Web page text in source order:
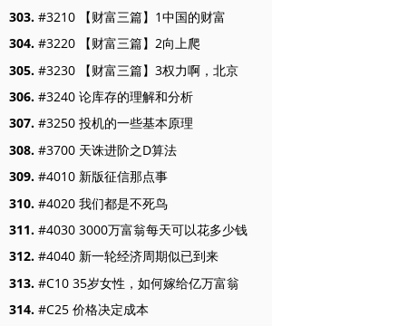
303. #3210 【财富三篇】1中国的财富
304. #3220 【财富三篇】2向上爬
305. #3230 【财富三篇】3权力啊，北京
306. #3240 论库存的理解和分析
307. #3250 投机的一些基本原理
308. #3700 天诛进阶之D算法
309. #4010 新版征信那点事
310. #4020 我们都是不死鸟
311. #4030 3000万富翁每天可以花多少钱
312. #4040 新一轮经济周期似已到来
313. #C10 35岁女性，如何嫁给亿万富翁
314. #C25 价格决定成本